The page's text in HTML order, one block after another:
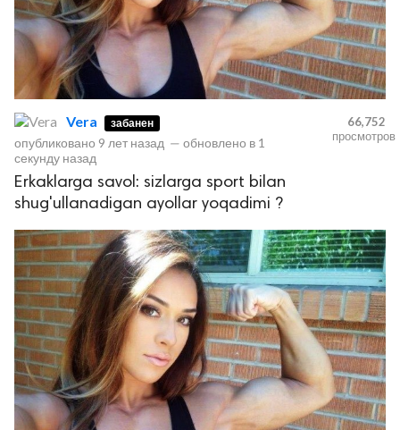
защищены.
Vera забанен
опубликовано 9 лет назад — обновлено в 1
секунду назад
66,752
просмотров
Erkaklarga savol: sizlarga sport bilan
shug'ullanadigan ayollar yoqadimi ?